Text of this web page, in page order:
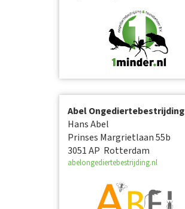
Abel Ongediertebestrijding
Hans Abel
Prinses Margrietlaan 55b
3051 AP Rotterdam
abelongediertebestrijding.nl